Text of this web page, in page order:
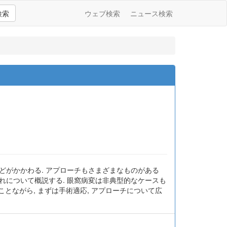
索 ウェブ検索 ニュース検索
かかわる. アプローチもさまざまなものがある
ついて概説する. 眼窩病変は非典型的なケースも
ながら, まずは手術適応, アプローチについて広